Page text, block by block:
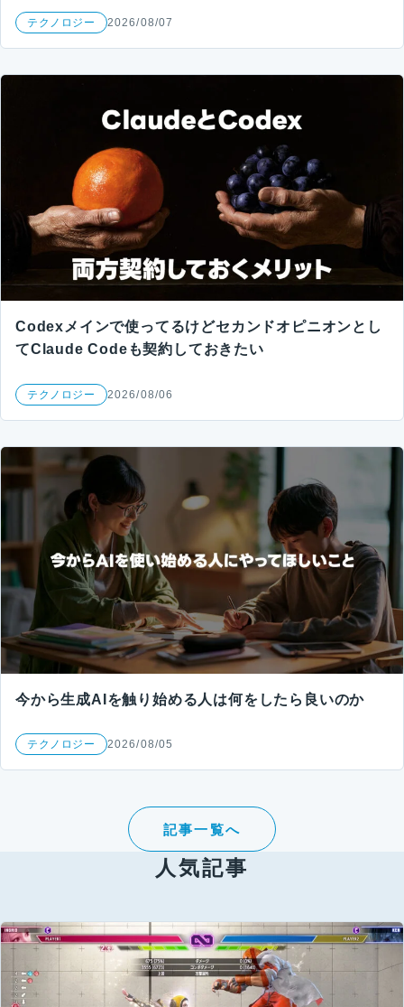
テクノロジー 2026/08/07
Codexメインで使ってるけどセカンドオピニオンとし
てClaude Codeも契約しておきたい
テクノロジー 2026/08/06
今から生成AIを触り始める人は何をしたら良いのか
テクノロジー 2026/08/05
記事一覧へ
人気記事